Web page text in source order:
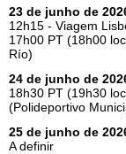
23 de junho de
12h15 - Viagem
17h00 PT (18h00
Río)
24 de junho de
18h30 PT (19h30
(Polideportivo
25 de junho de
A definir